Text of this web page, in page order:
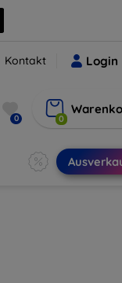
Kontakt Login
0 0